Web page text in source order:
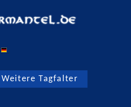
Weitere Tagfalter